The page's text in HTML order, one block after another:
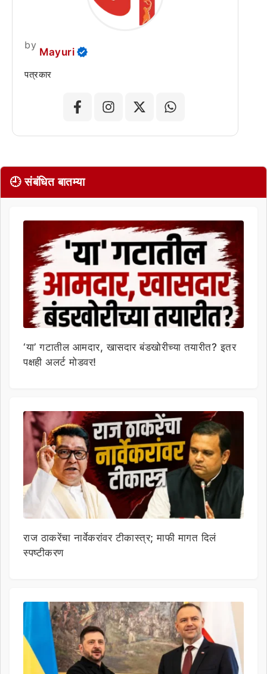
by
Mayuri
पत्रकार
🕘 संबंधित बातम्या
‘या’ गटातील आमदार, खासदार बंडखोरीच्या तयारीत? इतर
पक्षही अलर्ट मोडवर!
राज ठाकरेंचा नार्वेकरांवर टीकास्त्र; माफी मागत दिलं
स्पष्टीकरण